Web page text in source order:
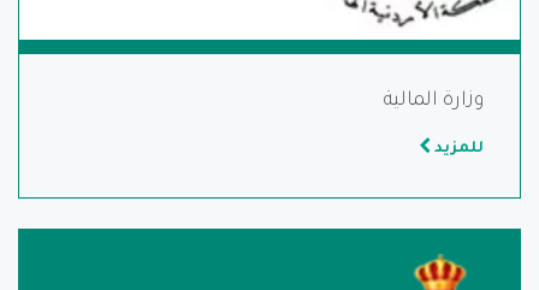
وزارة المالية
للمزيد